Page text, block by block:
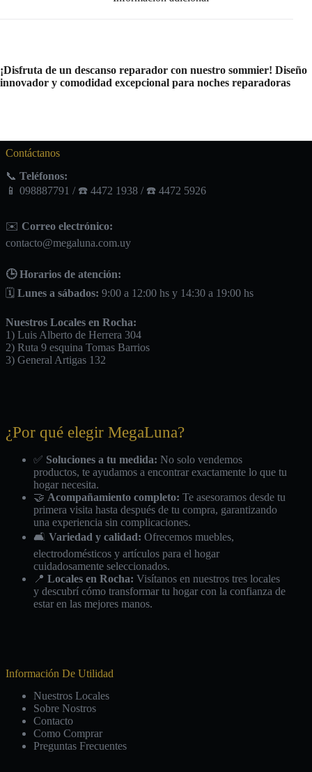
¡Disfruta de un descanso reparador con nuestro sommier! Diseño
innovador y comodidad excepcional para noches reparadoras
Contáctanos
📞 Teléfonos:
📱 098887791 / ☎️ 4472 1938 / ☎️ 4472 5926
✉️ Correo electrónico:
contacto@megaluna.com.uy
🕒 Horarios de atención:
🗓️ Lunes a sábados: 9:00 a 12:00 hs y 14:30 a 19:00 hs
Nuestros Locales en Rocha:
1) Luis Alberto de Herrera 304
2) Ruta 9 esquina Tomas Barrios
3) General Artigas 132
¿Por qué elegir MegaLuna?
✅ Soluciones a tu medida: No solo vendemos
productos, te ayudamos a encontrar exactamente lo que tu
hogar necesita.
🤝 Acompañamiento completo: Te asesoramos desde tu
primera visita hasta después de tu compra, garantizando
una experiencia sin complicaciones.
🛋️ Variedad y calidad: Ofrecemos muebles,
electrodomésticos y artículos para el hogar
cuidadosamente seleccionados.
📍 Locales en Rocha: Visítanos en nuestros tres locales
y descubrí cómo transformar tu hogar con la confianza de
estar en las mejores manos.
Información De Utilidad
Nuestros Locales
Sobre Nostros
Contacto
Como Comprar
Preguntas Frecuentes